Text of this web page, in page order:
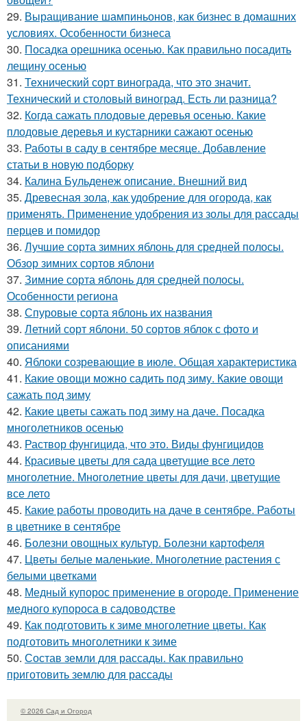
29. Выращивание шампиньонов, как бизнес в домашних
условиях. Особенности бизнеса
30. Посадка орешника осенью. Как правильно посадить
лещину осенью
31. Технический сорт винограда, что это значит.
Технический и столовый виноград. Есть ли разница?
32. Когда сажать плодовые деревья осенью. Какие
плодовые деревья и кустарники сажают осенью
33. Работы в саду в сентябре месяце. Добавление
статьи в новую подборку
34. Калина Бульденеж описание. Внешний вид
35. Древесная зола, как удобрение для огорода, как
применять. Применение удобрения из золы для рассады
перцев и помидор
36. Лучшие сорта зимних яблонь для средней полосы.
Обзор зимних сортов яблони
37. Зимние сорта яблонь для средней полосы.
Особенности региона
38. Спуровые сорта яблонь их названия
39. Летний сорт яблони. 50 сортов яблок с фото и
описаниями
40. Яблоки созревающие в июле. Общая характеристика
41. Какие овощи можно садить под зиму. Какие овощи
сажать под зиму
42. Какие цветы сажать под зиму на даче. Посадка
многолетников осенью
43. Раствор фунгицида, что это. Виды фунгицидов
44. Красивые цветы для сада цветущие все лето
многолетние. Многолетние цветы для дачи, цветущие
все лето
45. Какие работы проводить на даче в сентябре. Работы
в цветнике в сентябре
46. Болезни овощных культур. Болезни картофеля
47. Цветы белые маленькие. Многолетние растения с
белыми цветками
48. Медный купорос применение в огороде. Применение
медного купороса в садоводстве
49. Как подготовить к зиме многолетние цветы. Как
подготовить многолетники к зиме
50. Состав земли для рассады. Как правильно
приготовить землю для рассады
© 2026 Сад и Огород